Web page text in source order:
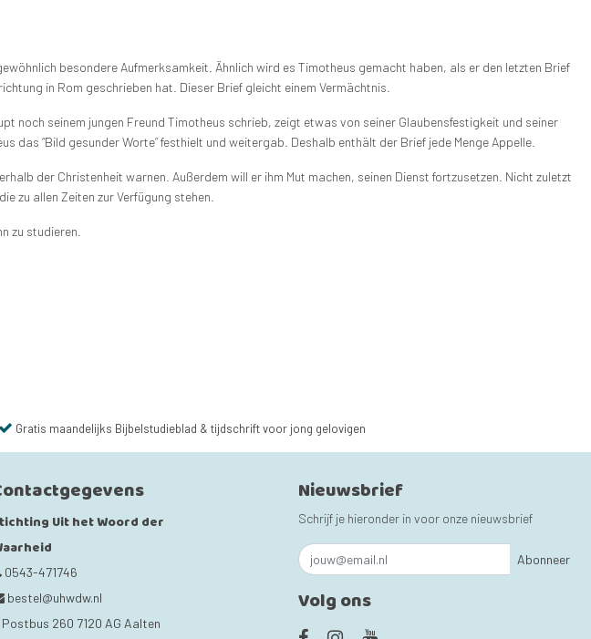
besondere Aufmerksamkeit. Ähnlich wird es Timotheus gemacht haben, als er den letzten Brief
in Rom geschrieben hat. Dieser Brief gleicht einem Vermächtnis.
noch seinem jungen Freund Timotheus schrieb, zeigt etwas von seiner Glaubensfestigkeit und seiner
das “Bild gesunder Worte” festhielt und weitergab. Deshalb enthält der Brief jede Menge Appelle.
der Christenheit warnen. Außerdem will er ihm Mut machen, seinen Dienst fortzusetzen. Nicht zuletzt
zu allen Zeiten zur Verfügung stehen.
zu studieren.
Gratis maandelijks Bijbelstudieblad & tijdschrift voor jong gelovigen
Uit het Woord der
0543-471746
bestel@uhwdw.nl
Postbus 260 7120 AG Aalten
Nieuwsbrief
Schrijf je hieronder in voor onze nieuwsbrief
Abonneer
Volg ons